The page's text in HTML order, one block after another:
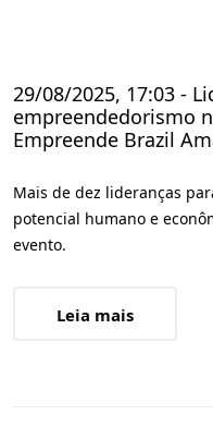
29/08/2025, 17:03 -
empreendedorismo
Empreende Brazil
Mais de dez lideranças
potencial humano e
evento.
Leia mais